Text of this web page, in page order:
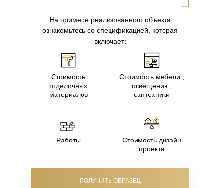
На примере реализованного объекта
ознакомьтесь со спецификацией, которая
включает:
Стоимость
отделочных
материалов
Работы
Стоимость мебели ,
освещения ,
сантехники
Стоимость дизайн
проекта
ПОЛУЧИТЬ ОБРАЗЕЦ